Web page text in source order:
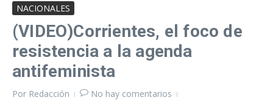
NACIONALES
(VIDEO)Corrientes, el foco de
resistencia a la agenda
antifeminista
Por Redacción
No hay comentarios